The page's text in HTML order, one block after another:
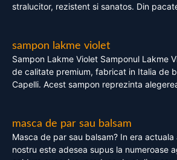
stralucitor, rezistent si sanatos. Din
sampon lakme violet
Sampon Lakme Violet Samponul Lakme
de calitate premium, fabricat in Italia de
Capelli. Acest sampon reprezinta
masca de par sau balsam
Masca de par sau balsam? In era
nostru este adesea supus la numeroase